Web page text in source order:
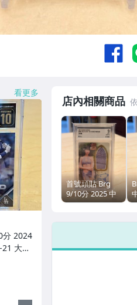
店內相關商品
首號頭貼 Brg
9/10分 2025 中
華職棒 中信兄弟
Passion Sisters
量1/8
看更多
分 2024
大谷
洛杉